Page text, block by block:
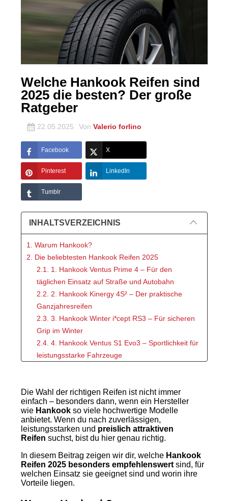
Welche Hankook Reifen sind
2025 die besten? Der große
Ratgeber
22.05.2025 Von Valerio forlino
Facebook X
Pinterest LinkedIn
Tumblr
INHALTSVERZEICHNIS
1. Warum Hankook?
2. Die beliebtesten Hankook Reifen 2025
2.1. 1. Hankook Ventus Prime 4 – Für den
täglichen Einsatz auf Straße und Autobahn
2.2. 2. Hankook Kinergy 4S² – Der praktische
Ganzjahresreifen
2.3. 3. Hankook Winter i*cept RS3 – Für sicheren
Grip im Winter
2.4. 4. Hankook Ventus S1 Evo3 – Sportlichkeit für
leistungsstarke Fahrzeuge
5. Fazit
Die Wahl der richtigen Reifen ist nicht immer
einfach – besonders dann, wenn ein Hersteller
wie Hankookso viele hochwertige Modelle
anbietet. Wenn du nach zuverlässigen,
leistungsstarken und preislich attraktiven
Reifen suchst, bist du hier genau richtig.
In diesem Beitrag zeigen wir dir, welche Hankook
Reifen 2025 besonders empfehlenswertsind, für
welchen Einsatz sie geeignet sind und worin ihre
Vorteile liegen.